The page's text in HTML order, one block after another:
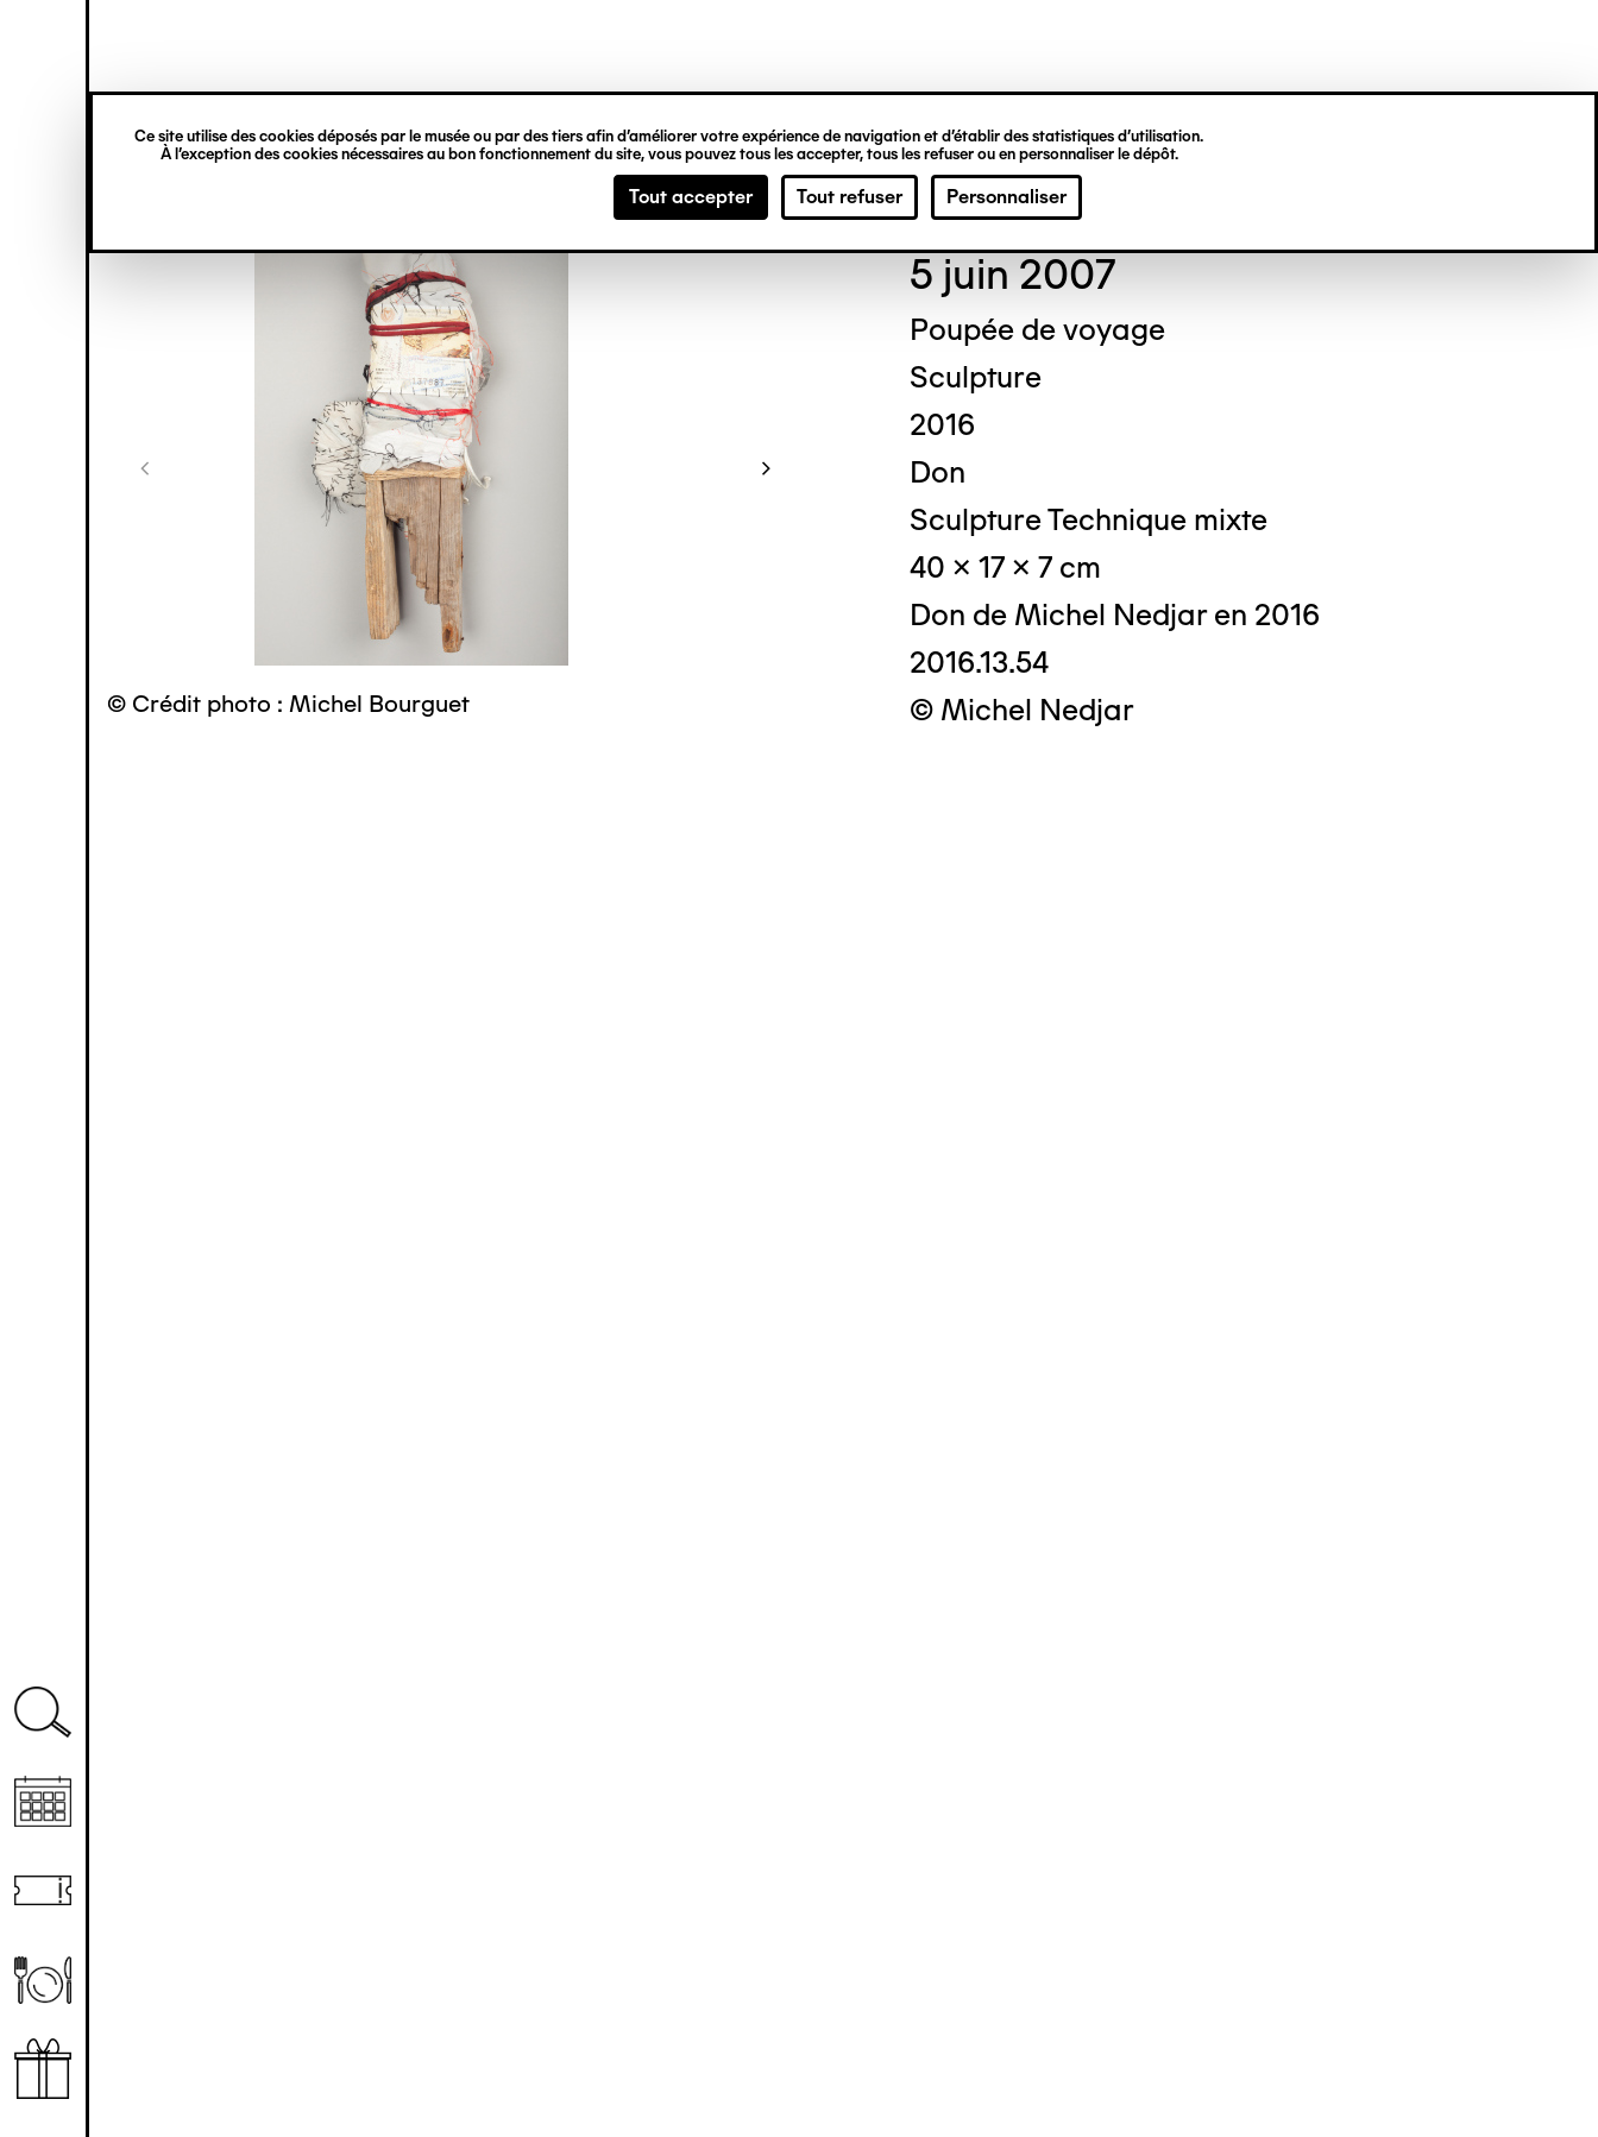
Ce site utilise des cookies déposés par le musée ou par des tiers afin d’améliorer votre expérience de navigation et d’établir des statistiques d’utilisation.
À l’exception des cookies nécessaires au bon fonctionnement du site, vous pouvez tous les accepter, tous les refuser ou en personnaliser le dépôt.
Tout accepter Tout refuser Personnaliser
principal
verticale
© Crédit photo : Michel Bourguet © Crédit photo : Michel Bourguet
Michel NEDJAR
5 juin 2007
Poupée de voyage
Sculpture
2016
Don
Sculpture Technique mixte
40 x 17 x 7 cm
Don de Michel Nedjar en 2016
2016.13.54
© Michel Nedjar